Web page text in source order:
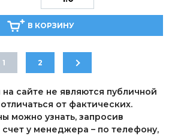
В КОРЗИНУ
1 2
сайте не являются публичной
от фактических.
можно узнать, запросив
у менеджера – по телефону,